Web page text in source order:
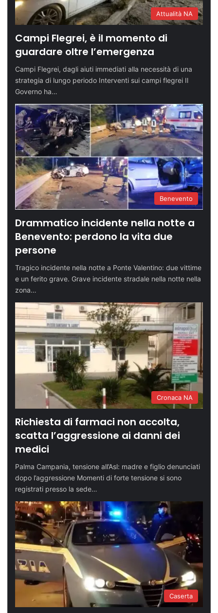
Attualità NA
Campi Flegrei, è il momento di
guardare oltre l’emergenza
Campi Flegrei, dagli aiuti immediati alla necessità di una
strategia di lungo periodo Interventi sui campi flegrei Il
Governo ha…
Benevento
Drammatico incidente nella notte a
Benevento: perdono la vita due
persone
Tragico incidente nella notte a Ponte Valentino: due vittime
e un ferito grave. Grave incidente stradale nella notte nella
zona…
Cronaca NA
Richiesta di farmaci non accolta,
scatta l’aggressione ai danni dei
medici
Palma Campania, tensione all’Asl: madre e figlio denunciati
dopo l’aggressione Momenti di forte tensione si sono
registrati presso la sede…
Caserta